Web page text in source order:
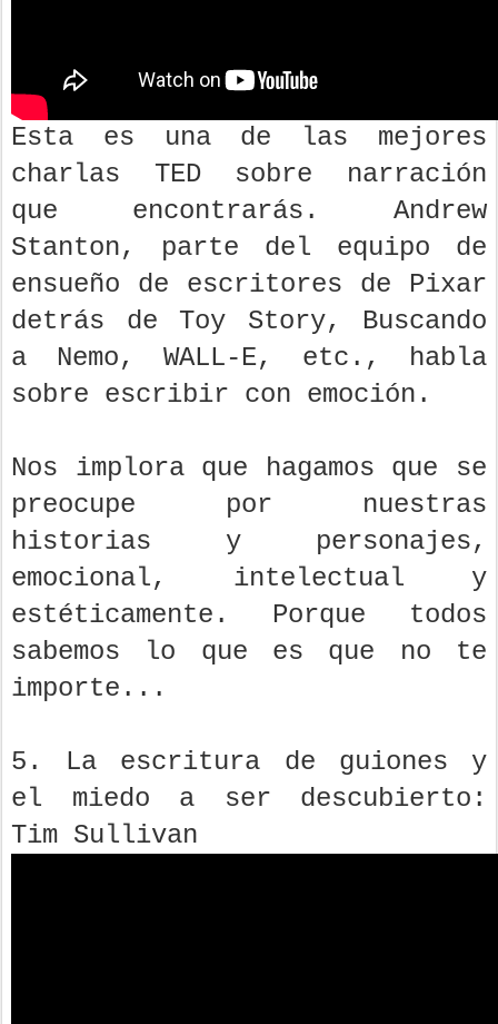
Esta es una de las mejores
charlas TED sobre narración
que encontrarás. Andrew
Stanton, parte del equipo de
ensueño de escritores de Pixar
detrás de Toy Story, Buscando
a Nemo, WALL-E, etc., habla
sobre escribir con emoción.
Nos implora que hagamos que se
preocupe por nuestras
historias y personajes,
emocional, intelectual y
estéticamente. Porque todos
sabemos lo que es que no te
importe...
5. La escritura de guiones y
el miedo a ser descubierto:
Tim Sullivan